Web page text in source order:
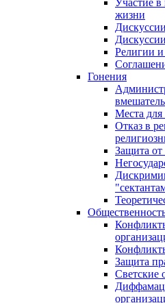
Участие в
жизни
Религии
Гонения
Места
Отказ в
Защита от
Защита
Светские